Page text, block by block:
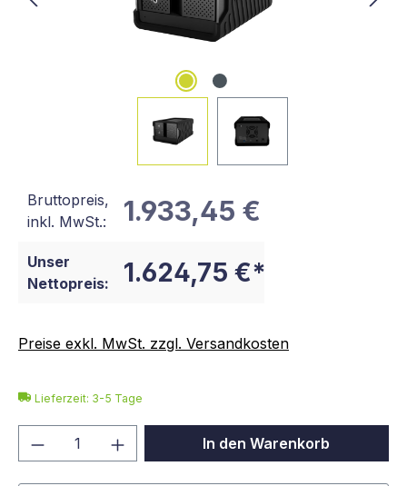
Bruttopreis,
inkl. MwSt.:
1.933,45 €
Unser
Nettopreis:
1.624,75 €*
Preise exkl. MwSt. zzgl. Versandkosten
Lieferzeit: 3-5 Tage
Produkt Anzahl: Gib denIn den Warenkorb